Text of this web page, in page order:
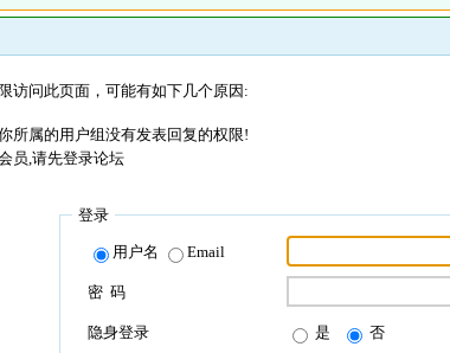
访问此页面，可能有如下几个原因:
所属的用户组没有发表回复的权限!
员,请先登录论坛
登录
用户名 Email
密 码
隐身登录 是 否